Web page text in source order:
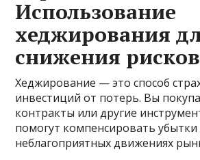
Использование
хеджирования
снижения рисков
Хеджирование — это способ
инвестиций от потерь. Вы
контракты или другие
помогут компенсировать
неблагоприятных движениях